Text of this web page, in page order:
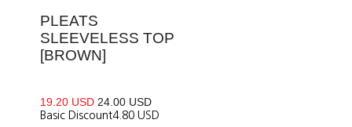
PLEATS
SLEEVELESS TOP
[BROWN]
19.20 USD 24.00 USD
Basic Discount4.80 USD